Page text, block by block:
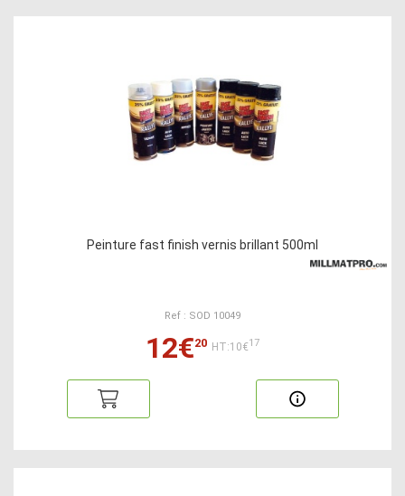
Peinture fast finish vernis brillant 500ml
Ref : SOD 10049
12€20 HT:10€17